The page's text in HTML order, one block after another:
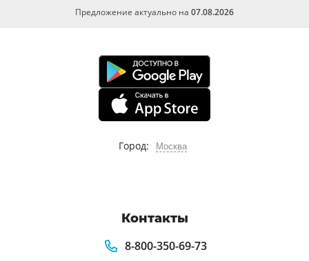
Предложение актуально на 07.08.2026
Город: Москва
Контакты
8-800-350-69-73